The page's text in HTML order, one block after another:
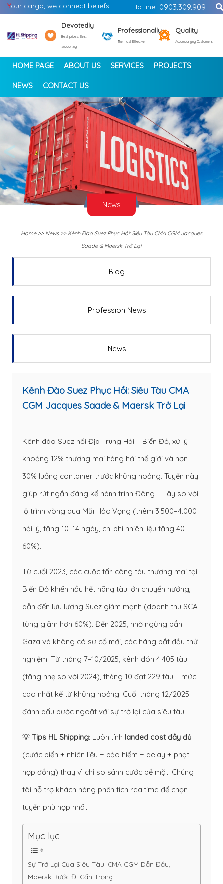
Your cargo, we connect beliefs Hotline: 0903.309.909
Devotedly
Best prices, Best
supporting
Professionally
The most Effective
Quality
Accompanying Customers
HOME PAGE ABOUT US SERVICES PROJECTS
NEWS CONTACT US
< >
News
Home>> News>> Kênh Đào Suez Phục Hồi: Siêu Tàu CMA CGM Jacques
Saade & Maersk Trở Lại
Blog
Profession News
News
Kênh Đào Suez Phục Hồi: Siêu Tàu CMA
CGM Jacques Saade & Maersk Trở Lại
Kênh đào Suez nối Địa Trung Hải – Biển Đỏ, xử lý
khoảng 12% thương mại hàng hải thế giới và hơn
30% luồng container trước khủng hoảng. Tuyến này
giúp rút ngắn đáng kể hành trình Đông – Tây so với
lộ trình vòng qua Mũi Hảo Vọng (thêm 3.500–4.000
hải lý, tăng 10–14 ngày, chi phí nhiên liệu tăng 40–
60%).
Từ cuối 2023, các cuộc tấn công tàu thương mại tại
Biển Đỏ khiến hầu hết hãng tàu lớn chuyển hướng,
dẫn đến lưu lượng Suez giảm mạnh (doanh thu SCA
từng giảm hơn 60%). Đến 2025, nhờ ngừng bắn
Gaza và không có sự cố mới, các hãng bắt đầu thử
nghiệm. Từ tháng 7–10/2025, kênh đón 4.405 tàu
(tăng nhẹ so với 2024), tháng 10 đạt 229 tàu – mức
cao nhất kể từ khủng hoảng. Cuối tháng 12/2025
đánh dấu bước ngoặt với sự trở lại của siêu tàu.
💡 Tips HL Shipping: Luôn tính landed cost đầy đủ
(cước biển + nhiên liệu + bảo hiểm + delay + phạt
hợp đồng) thay vì chỉ so sánh cước bề mặt. Chúng
tôi hỗ trợ khách hàng phân tích realtime để chọn
tuyến phù hợp nhất.
Mục lục
Sự Trở Lại Của Siêu Tàu: CMA CGM Dẫn Đầu,
Maersk Bước Đi Cẩn Trọng